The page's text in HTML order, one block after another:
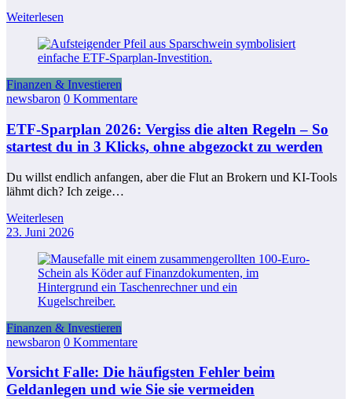
Weiterlesen
Finanzen & Investieren
newsbaron 0 Kommentare
ETF-Sparplan 2026: Vergiss die alten Regeln – So
startest du in 3 Klicks, ohne abgezockt zu werden
Du willst endlich anfangen, aber die Flut an Brokern und KI-Tools
lähmt dich? Ich zeige…
Weiterlesen
23. Juni 2026
Finanzen & Investieren
newsbaron 0 Kommentare
Vorsicht Falle: Die häufigsten Fehler beim
Geldanlegen und wie Sie sie vermeiden